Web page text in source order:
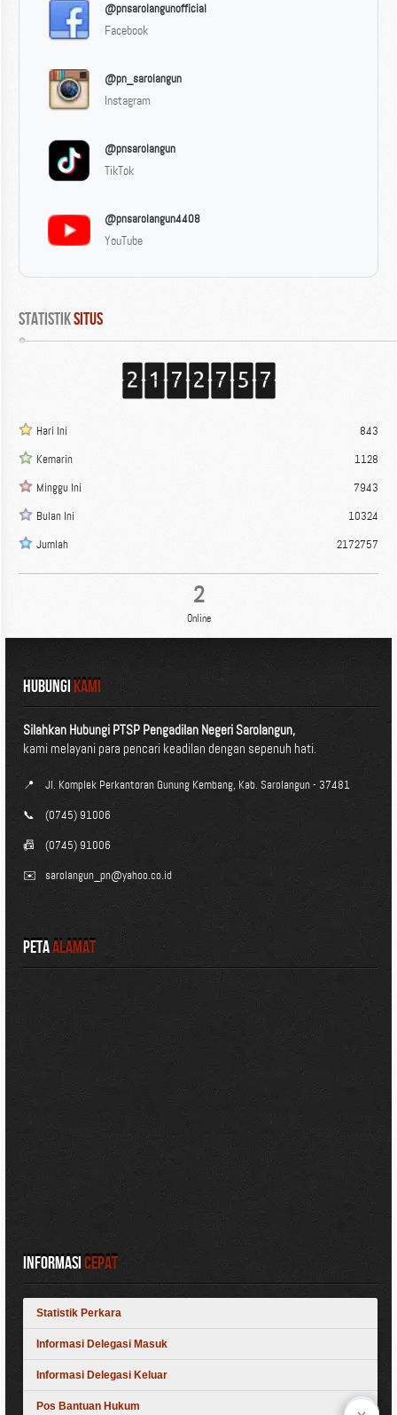
@pnsarolangunofficial
Facebook
@pn_sarolangun
Instagram
@pnsarolangun
TikTok
@pnsarolangun4408
YouTube
Statistik Situs
Hari Ini
843
Kemarin
1128
Minggu Ini
7943
Bulan Ini
10324
Jumlah
2172757
2
Online
HUBUNGIKAMI
Silahkan Hubungi PTSP Pengadilan Negeri Sarolangun,
kami melayani para pencari keadilan dengan sepenuh hati.
📍
Jl. Komplek Perkantoran Gunung Kembang, Kab. Sarolangun - 37481
📞
(0745) 91006
📠
(0745) 91006
✉️
sarolangun_pn@yahoo.co.id
PetaAlamat
InformasiCepat
Statistik Perkara
Informasi Delegasi Masuk
Informasi Delegasi Keluar
Pos Bantuan Hukum